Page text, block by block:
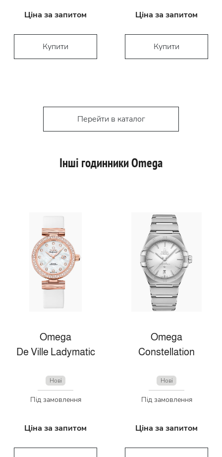
Ціна за запитом
Купити
Ціна за запитом
Купити
Перейти в каталог
Інші годинники Omega
Omega
De Ville Ladymatic
Нові
Під замовлення
Ціна за запитом
Omega
Constellation
Нові
Під замовлення
Ціна за запитом